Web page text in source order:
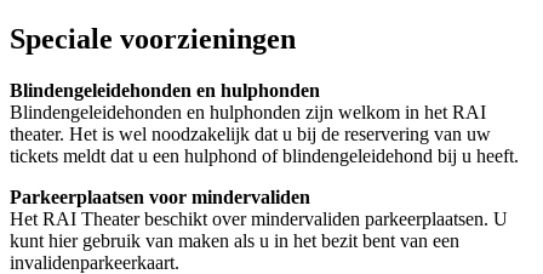
Speciale voorzieningen
Blindengeleidehonden en hulphonden
Blindengeleidehonden en hulphonden zijn welkom in het RAI
theater. Het is wel noodzakelijk dat u bij de reservering van uw
tickets meldt dat u een hulphond of blindengeleidehond bij u heeft.
Parkeerplaatsen voor mindervaliden
Het RAI Theater beschikt over mindervaliden parkeerplaatsen. U
kunt hier gebruik van maken als u in het bezit bent van een
invalidenparkeerkaart.